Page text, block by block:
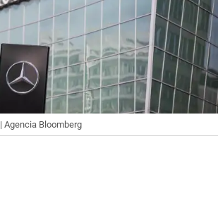
| Agencia Bloomberg